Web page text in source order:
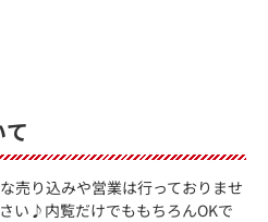
売り込みや営業は行っておりませ
い♪内覧だけでももちろんOKで